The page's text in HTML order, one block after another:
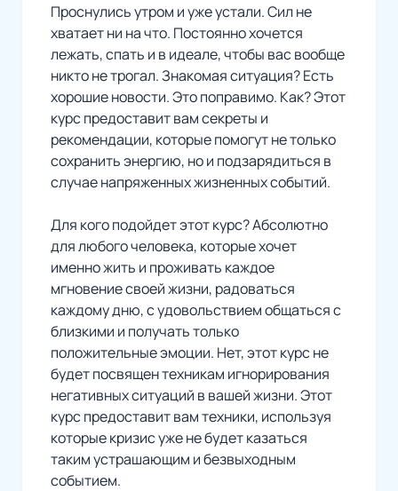
Проснулись утром и уже устали. Сил не
хватает ни на что. Постоянно хочется
лежать, спать и в идеале, чтобы вас вообще
никто не трогал. Знакомая ситуация? Есть
хорошие новости. Это поправимо. Как? Этот
курс предоставит вам секреты и
рекомендации, которые помогут не только
сохранить энергию, но и подзарядиться в
случае напряженных жизненных событий.
Для кого подойдет этот курс? Абсолютно
для любого человека, которые хочет
именно жить и проживать каждое
мгновение своей жизни, радоваться
каждому дню, с удовольствием общаться с
близкими и получать только
положительные эмоции. Нет, этот курс не
будет посвящен техникам игнорирования
негативных ситуаций в вашей жизни. Этот
курс предоставит вам техники, используя
которые кризис уже не будет казаться
таким устрашающим и безвыходным
событием.